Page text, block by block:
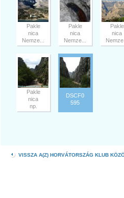
Pakle
nica
Nemze...
Pakle
nica
Nemze...
Pakle
nica
Pakle
nica
np.
DSCF0
595
VISSZA A(Z) HORVÁTORSZÁG KLUB